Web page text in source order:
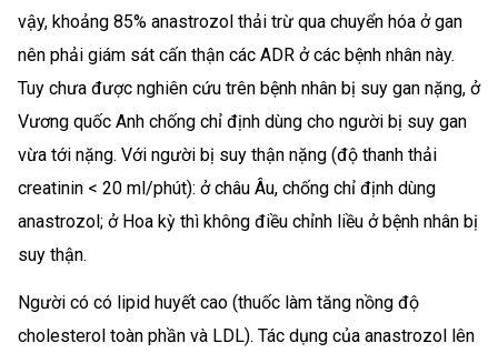
vậy, khoảng 85% anastrozol thải trừ qua chuyển hóa ở gan
nên phải giám sát cấn thận các ADR ở các bệnh nhân này.
Tuy chưa được nghiên cứu trên bệnh nhân bị suy gan nặng, ở
Vương quốc Anh chống chỉ định dùng cho người bị suy gan
vừa tới nặng. Với người bị suy thận nặng (độ thanh thải
creatinin < 20 ml/phút): ở châu Âu, chống chỉ định dùng
anastrozol; ở Hoa kỳ thì không điều chỉnh liều ở bệnh nhân bị
suy thận.
Người có có lipid huyết cao (thuốc làm tăng nồng độ
cholesterol toàn phần và LDL). Tác dụng của anastrozol lên